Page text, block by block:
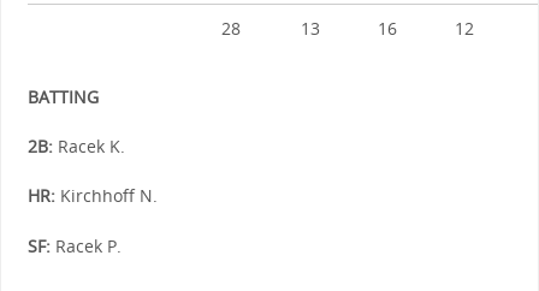
28 13 16 12
BATTING
2B:Racek K.
HR:Kirchhoff N.
SF:Racek P.